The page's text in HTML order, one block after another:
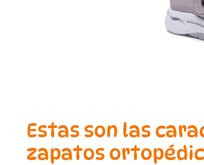
Estas son las
zapatos